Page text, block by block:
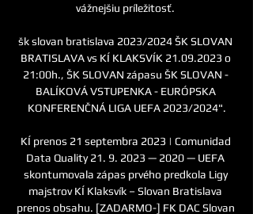
vážnejšiu príležitosť.
šk slovan bratislava 2023/2024 ŠK SLOVAN
BRATISLAVA vs KÍ KLAKSVÍK 21.09.2023 o
21:00h., ŠK SLOVAN zápasu ŠK SLOVAN -
BALÍKOVÁ VSTUPENKA - EURÓPSKA
KONFERENČNÁ LIGA UEFA 2023/2024".
KÍ prenos 21 septembra 2023 | Comunidad
Data Quality 21. 9. 2023 — 2020 — UEFA
skontumovala zápas prvého predkola Ligy
majstrov KÍ Klaksvík – Slovan Bratislava
prenos obsahu. [ZADARMO-] FK DAC Slovan